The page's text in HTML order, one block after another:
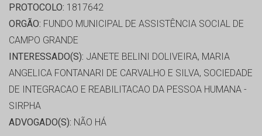
PROTOCOLO: 1817642
ORGÃO: FUNDO MUNICIPAL DE ASSISTÊNCIA SOCIAL DE
CAMPO GRANDE
INTERESSADO(S): JANETE BELINI DOLIVEIRA, MARIA
ANGELICA FONTANARI DE CARVALHO E SILVA, SOCIEDADE
DE INTEGRACAO E REABILITACAO DA PESSOA HUMANA -
SIRPHA
ADVOGADO(S): NÃO HÁ